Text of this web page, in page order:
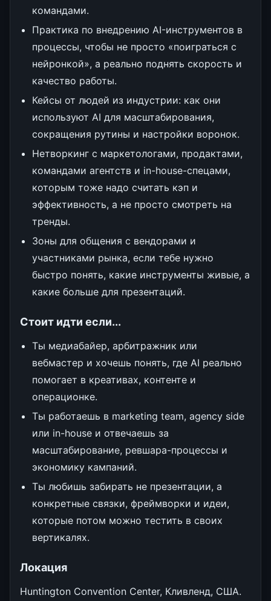
командами.
Практика по внедрению AI-инструментов в
процессы, чтобы не просто «поиграться с
нейронкой», а реально поднять скорость и
качество работы.
Кейсы от людей из индустрии: как они
используют AI для масштабирования,
сокращения рутины и настройки воронок.
Нетворкинг с маркетологами, продактами,
командами агентств и in-house-спецами,
которым тоже надо считать кэп и
эффективность, а не просто смотреть на
тренды.
Зоны для общения с вендорами и
участниками рынка, если тебе нужно
быстро понять, какие инструменты живые, а
какие больше для презентаций.
Стоит идти если...
Ты медиабайер, арбитражник или
вебмастер и хочешь понять, где AI реально
помогает в креативах, контенте и
операционке.
Ты работаешь в marketing team, agency side
или in-house и отвечаешь за
масштабирование, ревшара-процессы и
экономику кампаний.
Ты любишь забирать не презентации, а
конкретные связки, фреймворки и идеи,
которые потом можно тестить в своих
вертикалях.
Локация
Huntington Convention Center, Кливленд, США.